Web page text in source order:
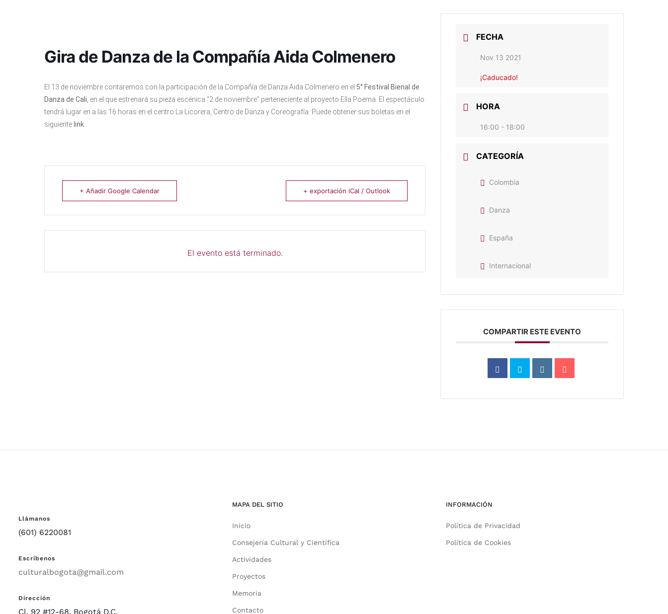
Gira de Danza de la Compañía Aida Colmenero
El 13 de noviembre contaremos con la participación de la Compañía de Danza Aida Colmenero en el 5° Festival Bienal de
Danza de Cali , en el que estrenará su pieza escénica “2 de noviembre” perteneciente al proyecto Ella Poema. El espectáculo
tendrá lugar en a las 16 horas en el centro La Licorera, Centro de Danza y Coreografía. Puede obtener sus boletas en el
siguiente link
+ Añadir Google Calendar + exportación iCal / Outlook
El evento está terminado.
FECHA
Nov 13 2021
¡Caducado!
HORA
16:00 - 18:00
CATEGORÍA
Colombia
Danza
España
Internacional
COMPARTIR ESTE EVENTO
Llámanos
(601) 6220081
Escríbenos
culturalbogota@gmail.com
Dirección
Cl. 92 #12-68, Bogotá D.C.
MAPA DEL SITIO
Inicio
Consejería Cultural y Científica
Actividades
Proyectos
Memoria
Contacto
INFORMACIÓN
Política de Privacidad
Política de Cookies